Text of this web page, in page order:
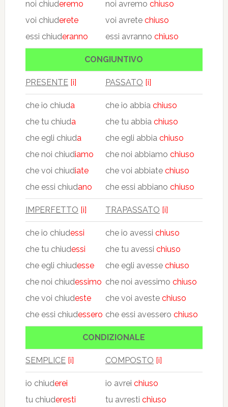
noi chiuderemo
voi chiuderete
essi chiuderanno
noi avremo chiuso
voi avrete chiuso
essi avranno chiuso
CONGIUNTIVO
PRESENTE [i] PASSATO [i]
che io chiuda
che tu chiuda
che egli chiuda
che noi chiudiamo
che voi chiudiate
che essi chiudano
che io abbia chiuso
che tu abbia chiuso
che egli abbia chiuso
che noi abbiamo chiuso
che voi abbiate chiuso
che essi abbiano chiuso
IMPERFETTO [i] TRAPASSATO [i]
che io chiudessi
che tu chiudessi
che egli chiudesse
che noi chiudessimo
che voi chiudeste
che essi chiudessero
che io avessi chiuso
che tu avessi chiuso
che egli avesse chiuso
che noi avessimo chiuso
che voi aveste chiuso
che essi avessero chiuso
CONDIZIONALE
SEMPLICE [i] COMPOSTO [i]
io chiuderei
tu chiuderesti
io avrei chiuso
tu avresti chiuso